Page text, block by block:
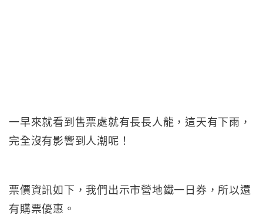
一早來就看到售票處就有長長人龍，這天有下雨，
完全沒有影響到人潮呢！
票價資訊如下，我們出示市營地鐵一日券，所以還
有購票優惠。